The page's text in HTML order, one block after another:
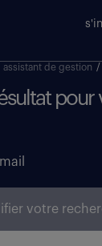
assistant de gestion /
pour
votre